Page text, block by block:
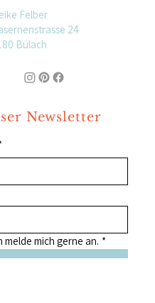
Felber
24
Bülach
Newsletter
melde mich gerne an. *